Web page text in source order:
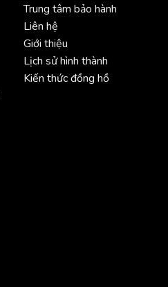
Trung tâm bảo hành
Liên hệ
Giới thiệu
Lịch sử hình thành
Kiến thức đồng hồ